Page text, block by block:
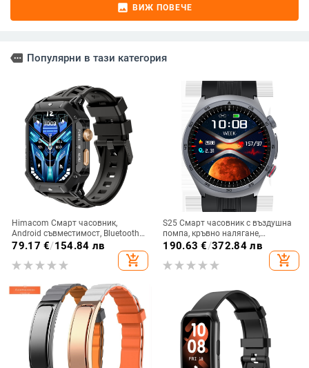
image ВИЖ ПОВЕЧЕ
more Популярни в тази категория
Himacom Смарт часовник,
Android съвместимост, Bluetooth
разговори, TFT дисплей,
водоустойчив
79.17 €/154.84 лв
add_shopping_cart
S25 Смарт часовник с въздушна
помпа, кръвно налягане,
сърдечна честота, SpO2, Bluetooth
190.63 €/372.84 лв
add_shopping_cart